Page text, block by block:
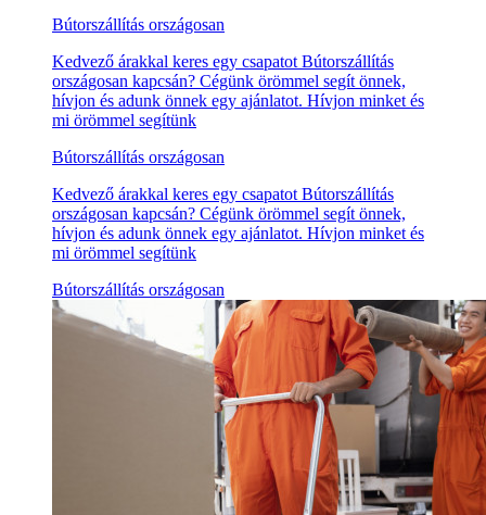
Bútorszállítás országosan
Kedvező árakkal keres egy csapatot Bútorszállítás
országosan kapcsán? Cégünk örömmel segít önnek,
hívjon és adunk önnek egy ajánlatot. Hívjon minket és
mi örömmel segítünk
Bútorszállítás országosan
Kedvező árakkal keres egy csapatot Bútorszállítás
országosan kapcsán? Cégünk örömmel segít önnek,
hívjon és adunk önnek egy ajánlatot. Hívjon minket és
mi örömmel segítünk
Bútorszállítás országosan